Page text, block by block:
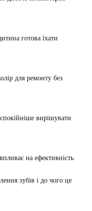
готова їхати
для ремонту без
вирішувати
на ефективність
зубів і до чого це